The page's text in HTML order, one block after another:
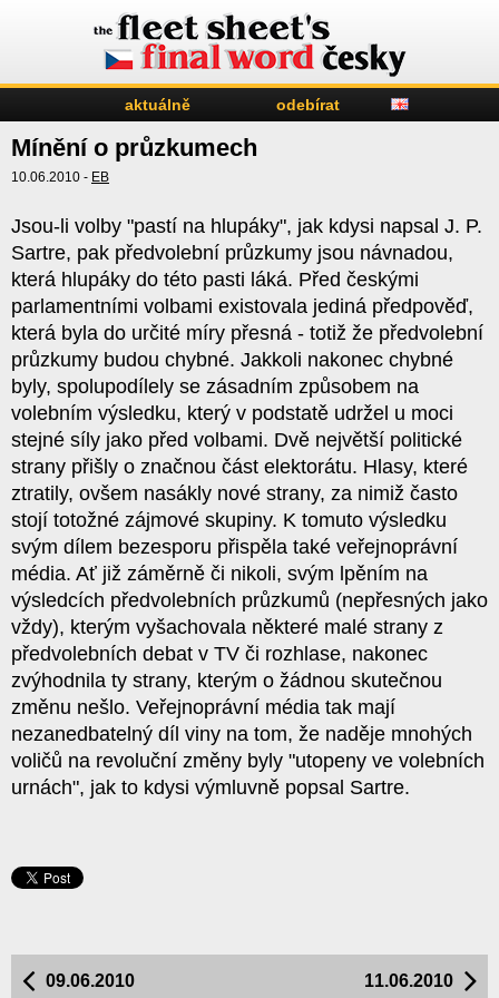
aktuálně odebírat
Mínění o průzkumech
10.06.2010 - EB
Jsou-li volby "pastí na hlupáky", jak kdysi napsal J. P.
Sartre, pak předvolební průzkumy jsou návnadou,
která hlupáky do této pasti láká. Před českými
parlamentními volbami existovala jediná předpověď,
která byla do určité míry přesná - totiž že předvolební
průzkumy budou chybné. Jakkoli nakonec chybné
byly, spolupodílely se zásadním způsobem na
volebním výsledku, který v podstatě udržel u moci
stejné síly jako před volbami. Dvě největší politické
strany přišly o značnou část elektorátu. Hlasy, které
ztratily, ovšem nasákly nové strany, za nimiž často
stojí totožné zájmové skupiny. K tomuto výsledku
svým dílem bezesporu přispěla také veřejnoprávní
média. Ať již záměrně či nikoli, svým lpěním na
výsledcích předvolebních průzkumů (nepřesných jako
vždy), kterým vyšachovala některé malé strany z
předvolebních debat v TV či rozhlase, nakonec
zvýhodnila ty strany, kterým o žádnou skutečnou
změnu nešlo. Veřejnoprávní média tak mají
nezanedbatelný díl viny na tom, že naděje mnohých
voličů na revoluční změny byly "utopeny ve volebních
urnách", jak to kdysi výmluvně popsal Sartre.
11.06.2010
09.06.2010